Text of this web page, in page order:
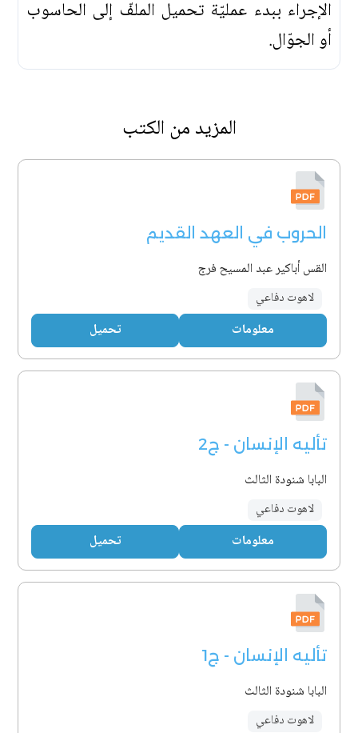
الإجراء ببدء عمليّة تحميل الملفّ إلى الحاسوب
أو الجوّال.
المزيد من الكتب
الحروب في العهد القديم
القس أباكير عبد المسيح فرج
لاهوت دفاعي
معلومات تحميل
تأليه الإنسان - ج2
البابا شنودة الثالث
لاهوت دفاعي
معلومات تحميل
تأليه الإنسان - ج1
البابا شنودة الثالث
لاهوت دفاعي